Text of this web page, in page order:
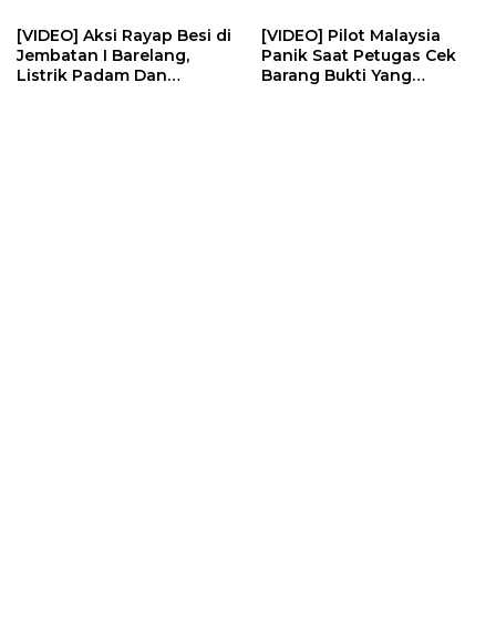
[VIDEO] Aksi Rayap Besi di
Jembatan I Barelang,
Listrik Padam Dan
[VIDEO] Pilot Malaysia
Panik Saat Petugas Cek
Barang Bukti Yang